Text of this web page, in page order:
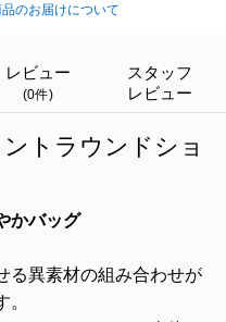
のお届けについて
レビュー
(0件)
スタッフ
レビュー
トラウンドショ
かバッグ
る異素材の組み合わせが